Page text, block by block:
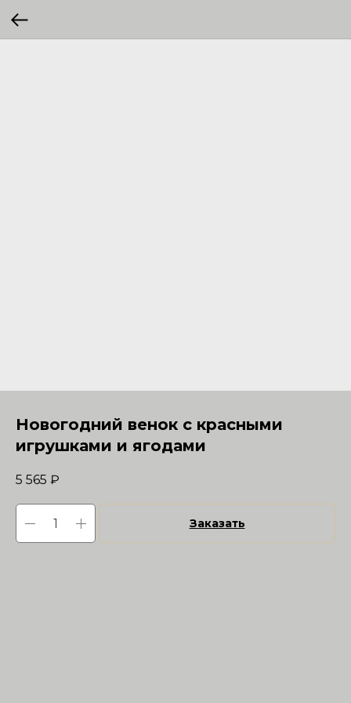
Новогодний венок с красными
игрушками и ягодами
5 565 ₽
Заказать